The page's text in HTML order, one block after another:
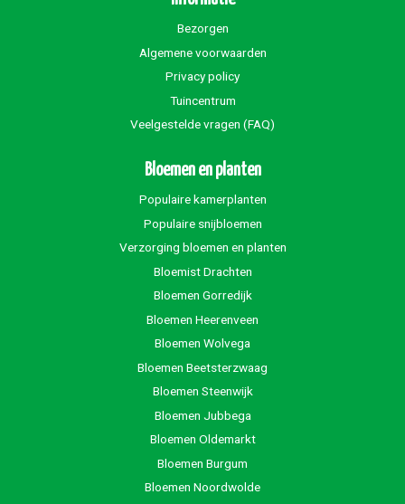
Bezorgen
Algemene voorwaarden
Privacy policy
Tuincentrum
Veelgestelde vragen (FAQ)
Bloemen en planten
Populaire kamerplanten
Populaire snijbloemen
Verzorging bloemen en planten
Bloemist Drachten
Bloemen Gorredijk
Bloemen Heerenveen
Bloemen Wolvega
Bloemen Beetsterzwaag
Bloemen Steenwijk
Bloemen Jubbega
Bloemen Oldemarkt
Bloemen Burgum
Bloemen Noordwolde